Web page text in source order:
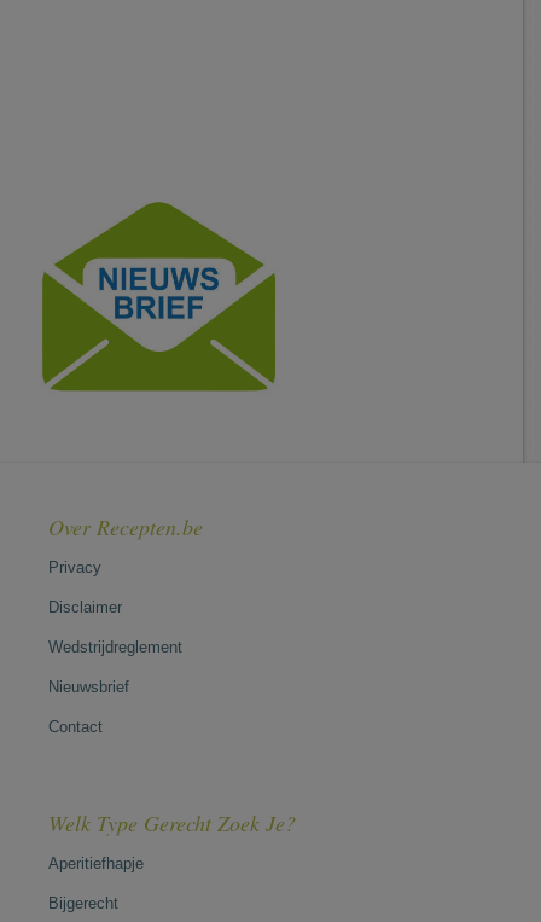
Over Recepten.be
Privacy
Disclaimer
Wedstrijdreglement
Nieuwsbrief
Contact
Welk Type Gerecht Zoek Je?
Aperitiefhapje
Bijgerecht